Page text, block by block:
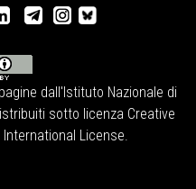
dall'Istituto Nazionale di
sotto licenza Creative
License